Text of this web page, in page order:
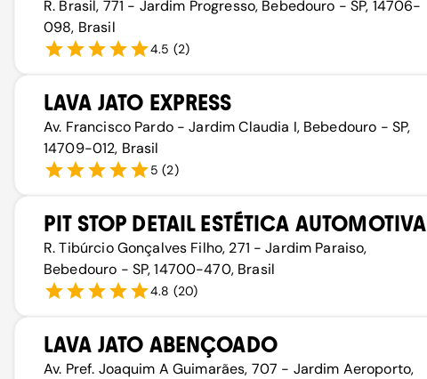
R. Brasil, 771 - Jardim Progresso, Bebedouro - SP, 14706-
098, Brasil
4.5 (2)
LAVA JATO EXPRESS
Av. Francisco Pardo - Jardim Claudia I, Bebedouro - SP,
14709-012, Brasil
5 (2)
PIT STOP DETAIL ESTÉTICA AUTOMOTIVA
R. Tibúrcio Gonçalves Filho, 271 - Jardim Paraiso,
Bebedouro - SP, 14700-470, Brasil
4.8 (20)
LAVA JATO ABENÇOADO
Av. Pref. Joaquim A Guimarães, 707 - Jardim Aeroporto,